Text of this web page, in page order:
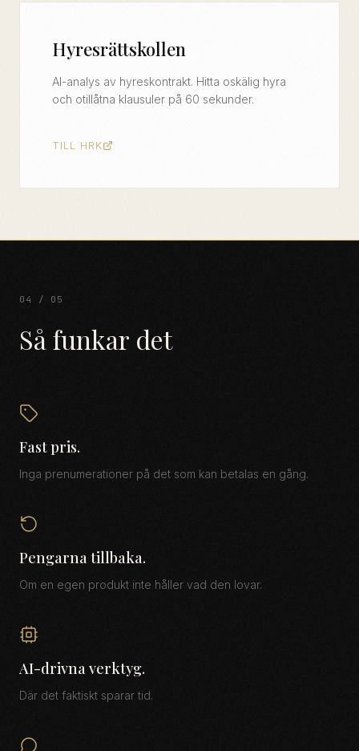
Hyresrättskollen
AI-analys av hyreskontrakt. Hitta oskälig hyra
och otillåtna klausuler på 60 sekunder.
TILL HRK
04 / 05
Så funkar det
Fast pris.
Inga prenumerationer på det som kan betalas en gång.
Pengarna tillbaka.
Om en egen produkt inte håller vad den lovar.
AI-drivna verktyg.
Där det faktiskt sparar tid.